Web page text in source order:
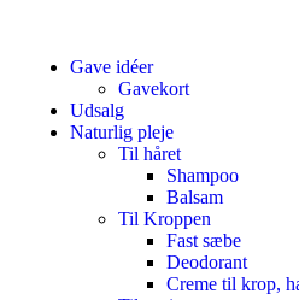
Gave idéer
Gavekort
Udsalg
Naturlig pleje
Til håret
Shampoo
Balsam
Til Kroppen
Fast sæbe
Deodorant
Creme til krop,